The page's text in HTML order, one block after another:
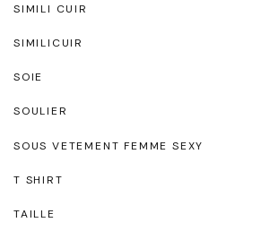
SIMILI CUIR
SIMILICUIR
SOIE
SOULIER
SOUS VETEMENT FEMME SEXY
T SHIRT
TAILLE